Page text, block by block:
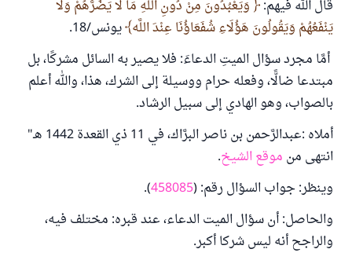
قال الله فيهم:
وَيَعْبُدُونَ مِنْ دُونِ اللَّهِ مَا لَا يَضُرُّهُمْ وَلَا
يَنْفَعُهُمْ وَيَقُولُونَ هَؤُلَاءِ شُفَعَاؤُنَا عِنْدَ اللَّه يونس/18.
أمَّا مجرد سؤال الميتِ الدعاءَ: فلا يصير به السائل مشركًا، بل
مبتدعا ضالًّا، وفعله حرام ووسيلة إلى الشرك، هذا، والله أعلم
بالصواب، وهو الهادي إلى سبيل الرشاد.
أملاه :
عبدالرَّحمن بن ناصر البرَّاك، في 11 ذي القعدة 1442 هـ"
انتهى من موقع الشيخ.
وينظر: جواب السؤال رقم: (458085
).
والحاصل: أن سؤال الميت الدعاء، عند قبره: مختلف فيه،
والراجح أنه ليس شركا أكبر.